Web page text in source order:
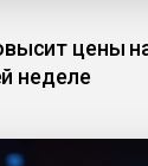
цены
неделе